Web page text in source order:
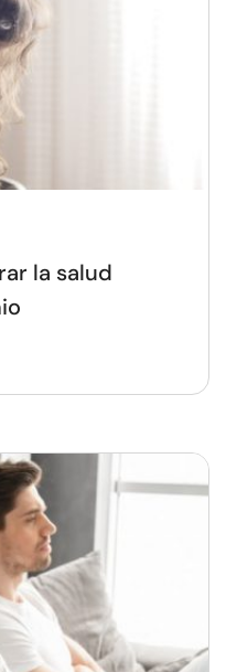
la salud